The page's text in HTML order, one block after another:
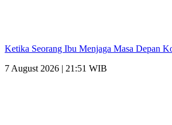
Ketika Seorang Ibu Menjaga Masa Depan
7 August 2026 | 21:51 WIB